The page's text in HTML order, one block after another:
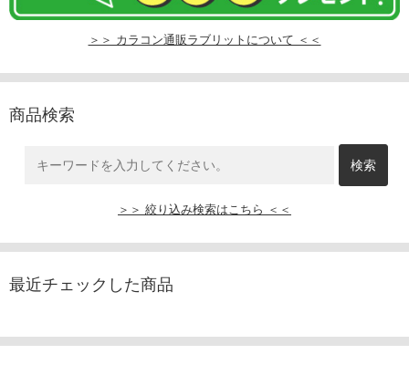
＞＞ カラコン通販ラブリットについて ＜＜
商品検索
＞＞ 絞り込み検索はこちら ＜＜
最近チェックした商品